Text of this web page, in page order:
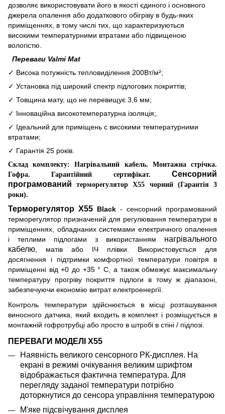
дозволяє використовувати його в якості єдиного і основного
джерела опалення або додаткового обігріву в будь-яких
приміщеннях, в тому числі тих, що характеризуються
високими температурними втратами або підвищеною
вологістю.
Переваги Valmi Mat
✓ Висока потужність тепловиділення 200Вт/м²;
✓ Установка під широкий спектр підлогових покриттів;
✓ Товщина мату, що не перевищує 3,6 мм;
✓ Інноваційна високотемпературна ізоляція;.
✓ Ідеальний для приміщень c високими температурними
втратами;
✓ Гарантія 25 років.
Склад комплекту: Нагрівальний кабель. Монтажна стрічка.
Гофра. Гарантійний сертифікат. Сенсорний
програмований терморегуляторX55 чорний (Гарантія 3
роки).
Терморегулятор X55 Black - сенсорний програмований
терморегулятор призначений для регулювання температури в
приміщеннях, обладнаних системами електричного опалення
і теплими підлогами з використанням нагрівального
кабелю , матів або ІЧ плівки. Використовується для
досягнення і підтримки комфортної температури повітря в
приміщенні від +0 до +35 ° С, а також обмежує максимальну
температуру прогріву покриття підлоги в тому ж діапазоні,
забезпечуючи економію витрат електроенергії.
Контроль температури здійснюється в місці розташування
виносного датчика, який входить в комплект і розміщується в
монтажній гофротрубці або просто в штробі в стіні / підлозі.
ПЕРЕВАГИ МОДЕЛІ X55
Наявність великого сенсорного РК-дисплея. На
екрані в режимі очікування великим шрифтом
відображається фактична температура. Для
перегляду заданої температури потрібно
доторкнутися до сенсора управління температурою
М'яке підсвічування дисплея